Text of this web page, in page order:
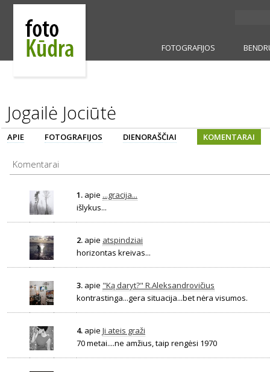
FOTOGRAFIJOS
Jogailė Jociūtė
APIE FOTOGRAFIJOS DIENORAŠČIAI KOMENTARAI
Komentarai
1. apie ...gracija...
išlykus...
2. apie atspindziai
horizontas kreivas...
3. apie "Ką daryt?" R.Aleksandrovičius
kontrastinga...gera situacija...bet nėra visumos.
4. apie Ji ateis graži
70 metai....ne amžius, taip rengėsi 1970